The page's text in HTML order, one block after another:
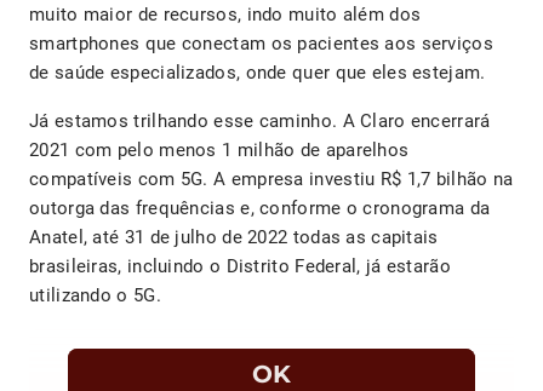
muito maior de recursos, indo muito além dos
smartphones que conectam os pacientes aos serviços
de saúde especializados, onde quer que eles estejam.
Já estamos trilhando esse caminho. A Claro encerrará
2021 com pelo menos 1 milhão de aparelhos
compatíveis com 5G. A empresa investiu R$ 1,7 bilhão na
outorga das frequências e, conforme o cronograma da
Anatel, até 31 de julho de 2022 todas as capitais
brasileiras, incluindo o Distrito Federal, já estarão
utilizando o 5G.